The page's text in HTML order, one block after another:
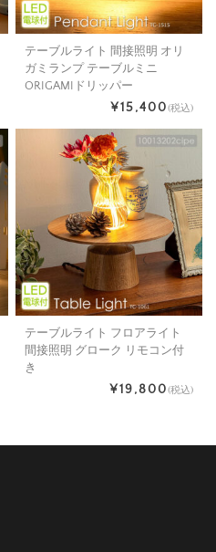
テーブルライト 間接照明 オリ
ガミランプ テーブルミニ
ORIGAMIドリッパー
¥15,400(税込)
テーブルライト フロアライト
間接照明 グローク リモコン付
き
¥19,800(税込)